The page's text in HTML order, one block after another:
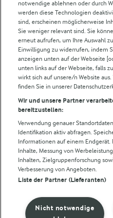
Castello
Lurpak
Arla Pro
Für unsere Landwirt:innen
Folge uns!
Cookie Wahl wieder öffnen
notwendige ablehnen oder durch
werden diese Technologien
sind, erscheinen möglicherweise
Sie weniger relevant sind. Sie
erneut aufrufen, um Ihre Auswahl
Einwilligung zu widerrufen, indem
anzeigen unten auf der Webseite
unten links auf der Webseite, falls
wirkt sich auf unsere/n Website
finden Sie in unserer
Wir und unsere Partner
bereitzustellen:
Verwendung genauer
Identifikation aktiv abfragen.
Informationen auf einem Endgerät.
Inhalte, Messung von
Inhalten, Zielgruppenforschung
Verbesserung von Angeboten.
Liste der Partner (Lieferanten)
Nicht notwendige